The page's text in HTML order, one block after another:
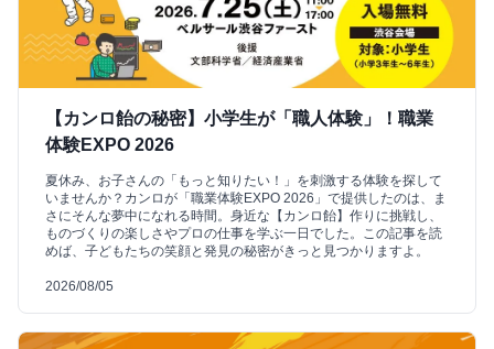
【カンロ飴の秘密】小学生が「職人体験」！職業
体験EXPO 2026
夏休み、お子さんの「もっと知りたい！」を刺激する体験を探して
いませんか？カンロが「職業体験EXPO 2026」で提供したのは、ま
さにそんな夢中になれる時間。身近な【カンロ飴】作りに挑戦し、
ものづくりの楽しさやプロの仕事を学ぶ一日でした。この記事を読
めば、子どもたちの笑顔と発見の秘密がきっと見つかりますよ。
2026/08/05